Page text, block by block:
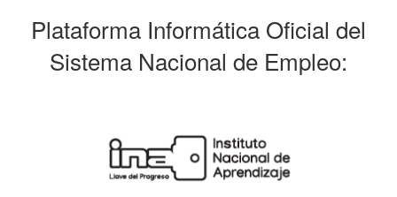
Plataforma Informática Oficial del
Sistema Nacional de Empleo: